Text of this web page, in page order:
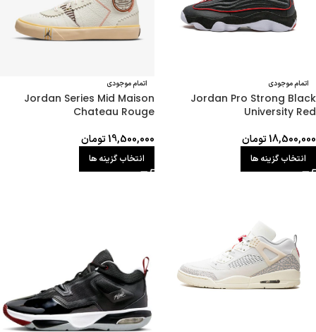
اتمام موجودی
Jordan Pro Strong Black
University Red
18,500,000تومان
انتخاب گزینه ها
اتمام موجودی
Jordan Series Mid Maison
Chateau Rouge
19,500,000تومان
انتخاب گزینه ها